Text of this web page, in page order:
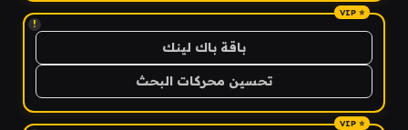
!
باقة باك لينك
تحسين محركات البحث